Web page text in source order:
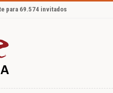
para 69.574 invitados